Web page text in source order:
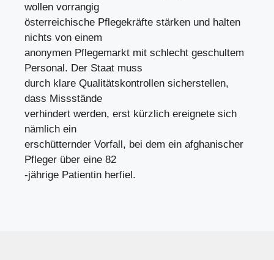
wollen vorrangig
österreichische Pflegekräfte stärken und halten
nichts von einem
anonymen Pflegemarkt mit schlecht geschultem
Personal. Der Staat muss
durch klare Qualitätskontrollen sicherstellen,
dass Missstände
verhindert werden, erst kürzlich ereignete sich
nämlich ein
erschütternder Vorfall, bei dem ein afghanischer
Pfleger über eine 82
-jährige Patientin herfiel.